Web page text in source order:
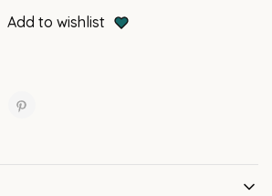
Add to wishlist